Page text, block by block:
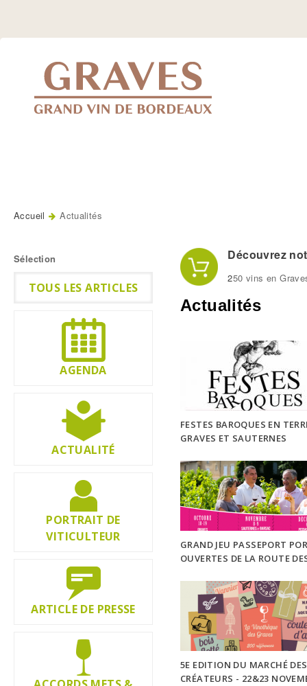
Jump
Accueil Actualités
Découvrez
250 vins en
Actualités
09 jui
FESTES BAROQUES EN
GRAVES ET SAUTERNES
01 sep
GRAND JEU PASSEPORT
OUVERTES DE LA ROUTE
SAUTERNES
22
nov
23
nov
5E EDITION DU MARCHÉ DES
CRÉATEURS - 22&23
Sélection
TOUS LES ARTICLES
AGENDA
ACTUALITÉ
PORTRAIT DE
VITICULTEUR
ARTICLE DE PRESSE